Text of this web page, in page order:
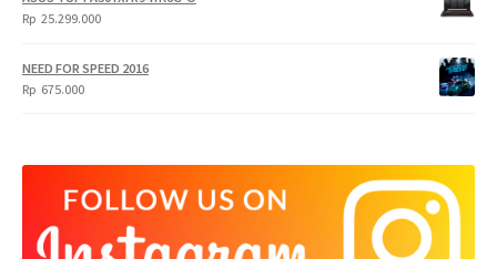
Rp 25.299.000
NEED FOR SPEED 2016
Rp 675.000